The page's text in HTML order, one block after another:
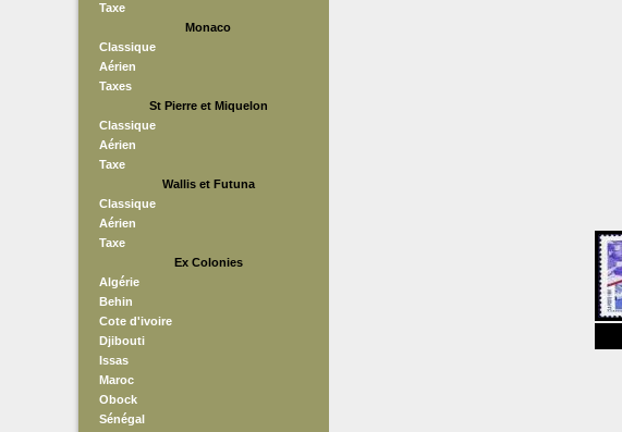
Taxe
Monaco
Classique
Aérien
Taxes
St Pierre et Miquelon
Classique
Aérien
Taxe
Wallis et Futuna
Classique
Aérien
Taxe
Ex Colonies
Algérie
Behin
Cote d'ivoire
Djibouti
Issas
Maroc
Obock
Sénégal